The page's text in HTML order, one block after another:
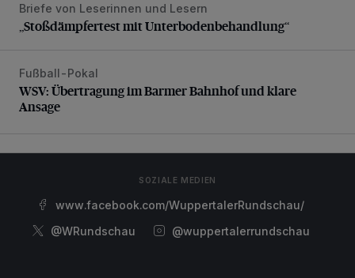
„Stoßdämpfertest mit Unterbodenbehandlung“
Briefe von Leserinnen und Lesern
„Stoßdämpfertest mit Unterbodenbehandlung“
WSV: Übertragung im Barmer Bahnhof und klare Ansage
Fußball-Pokal
WSV: Übertragung im Barmer Bahnhof und klare
Ansage
SOZIALE MEDIEN
www.facebook.com/WuppertalerRundschau/
@WRundschau
@wuppertalerrundschau